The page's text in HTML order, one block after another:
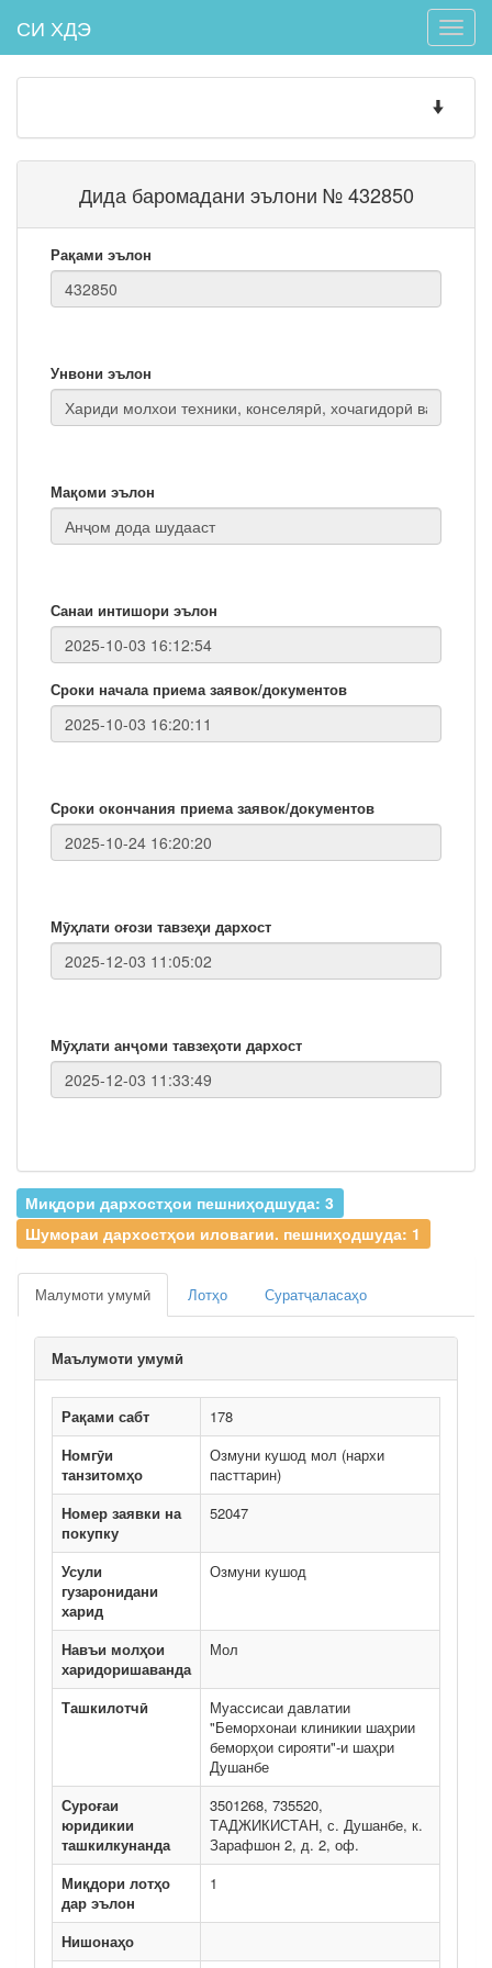
Toggle
СИ ХДЭ
Toggle
Дида баромадани эълони № 432850
Рақами эълон
Унвони эълон
Мақоми эълон
Санаи интишори эълон
Сроки начала приема заявок/документов
Сроки окончания приема заявок/документов
Мӯҳлати оғози тавзеҳи дархост
Мӯҳлати анҷоми тавзеҳоти дархост
Миқдори дархостҳои пешниҳодшуда: 3
Шумораи дархостҳои иловагии. пешниҳодшуда: 1
Малумоти умумӣ Лотҳо Суратҷаласаҳо
Маълумоти умумӣ
Рақами сабт
178
Номгӯи
танзитомҳо
Озмуни кушод мол (нархи
пасттарин)
Номер заявки на
покупку
52047
Усули
гузаронидани
харид
Озмуни кушод
Навъи молҳои
харидоришаванда
Мол
Ташкилотчӣ
Муассисаи давлатии
"Беморхонаи клиникии шаҳрии
беморҳои сирояти"-и шаҳри
Душанбе
Суроғаи
юридикии
ташкилкунанда
3501268, 735520,
ТАДЖИКИСТАН, с. Душанбе, к.
Зарафшон 2, д. 2, оф.
Миқдори лотҳо
дар эълон
1
Нишонаҳо